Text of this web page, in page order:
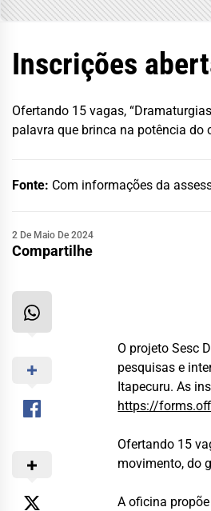
Inscrições
Ofertando 15 vagas,
palavra que brinca na potência do
Fonte: Com informações da
2 De Maio De 2024
Compartilhe
O projeto Sesc
pesquisas e
Itapecuru. As
https://
Ofertando 15
movimento, do
A oficina